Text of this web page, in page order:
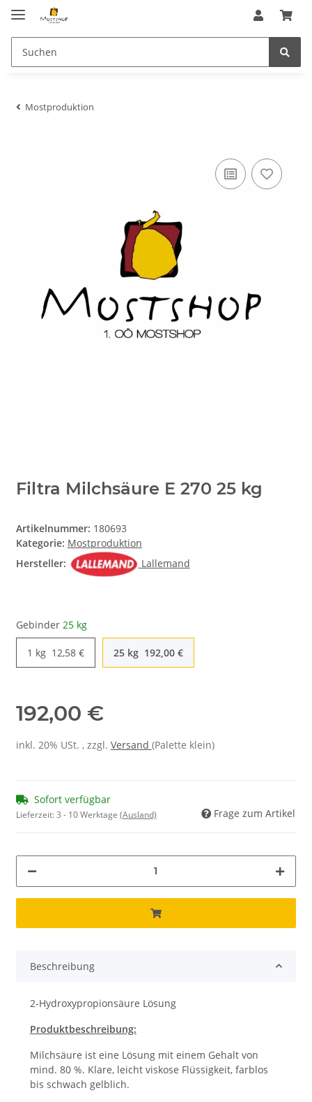
Mostproduktion
Filtra Milchsäure E 270 25 kg
Artikelnummer: 180693
Kategorie: Mostproduktion
Hersteller:
Lallemand
Gebinder 25 kg
1 kg 12,58 € 25 kg 192,00 €
192,00 €
inkl. 20% USt. , zzgl. Versand (Palette klein)
Sofort verfügbar
Lieferzeit:3 - 10 Werktage (Ausland) Frage zum Artikel
Beschreibung
2-Hydroxypropionsäure Lösung
Produktbeschreibung:
Milchsäure ist eine Lösung mit einem Gehalt von
mind. 80 %. Klare, leicht viskose Flüssigkeit, farblos
bis schwach gelblich.